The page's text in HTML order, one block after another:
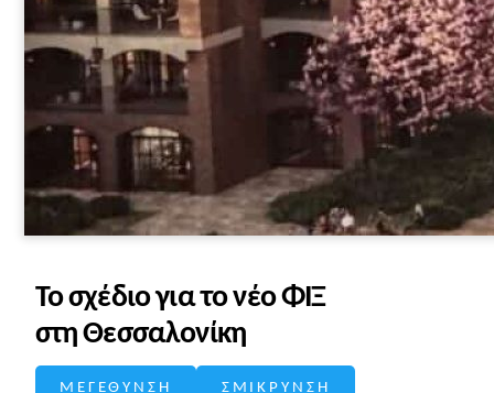
Το σχέδιο για το νέο ΦΙΞ
στη Θεσσαλονίκη
ΜΕΓΕΘΥΝΣΗ
ΣΜΙΚΡΥΝΣΗ